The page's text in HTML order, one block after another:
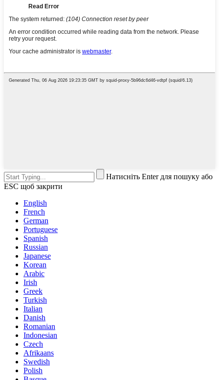
Натисніть Enter для пошуку або
ESC щоб закрити
English
French
German
Portuguese
Spanish
Russian
Japanese
Korean
Arabic
Irish
Greek
Turkish
Italian
Danish
Romanian
Indonesian
Czech
Afrikaans
Swedish
Polish